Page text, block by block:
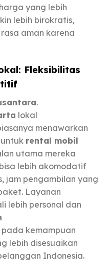
yang lebih
lebih birokratis,
aman karena
Fleksibilitas
.
lokal
menawarkan
rental mobil
utama mereka
lebih akomodatif
jam pengambilan yang
Layanan
lebih personal dan
kemampuan
lebih disesuaikan
Indonesia.